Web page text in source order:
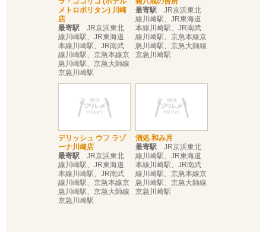
メトロポリタン) 川崎
店
最寄駅 JR京浜東北
線川崎駅、JR東海道
本線川崎駅、JR南武
線川崎駅、京急本線京
急川崎駅、京急大師線
京急川崎駅
最寄駅 JR京浜東北
線川崎駅、JR東海道
本線川崎駅、JR南武
線川崎駅、京急本線京
急川崎駅、京急大師線
京急川崎駅
デリッシュ ウフ ラゾ
ーナ川崎店
最寄駅 JR京浜東北
線川崎駅、JR東海道
本線川崎駅、JR南武
線川崎駅、京急本線京
急川崎駅、京急大師線
京急川崎駅
酒処 和み月
最寄駅 JR京浜東北
線川崎駅、JR東海道
本線川崎駅、JR南武
線川崎駅、京急本線京
急川崎駅、京急大師線
京急川崎駅